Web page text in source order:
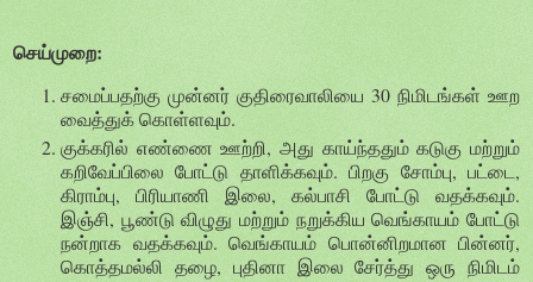
செய்முறை:
சமைப்பதற்கு முன்னர் குதிரைவாலியை 30 நிமிடங்கள் ஊற
வைத்துக் கொள்ளவும்.
குக்கரில் எண்ணை ஊற்றி, அது காய்ந்ததும் கடுகு மற்றும்
கறிவேப்பிலை போட்டு தாளிக்கவும். பிறகு சோம்பு, பட்டை,
கிராம்பு, பிரியாணி இலை, கல்பாசி போட்டு வதக்கவும்.
இஞ்சி, பூண்டு விழுது மற்றும் நறுக்கிய வெங்காயம் போட்டு
நன்றாக வதக்கவும். வெங்காயம் பொன்னிறமான பின்னர்,
கொத்தமல்லி தழை, புதினா இலை சேர்த்து ஒரு நிமிடம்